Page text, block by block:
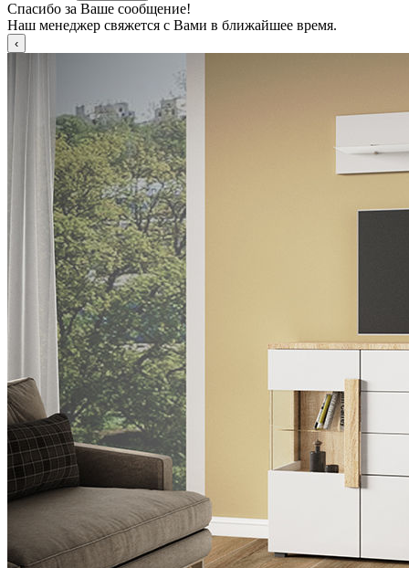
Спасибо за Ваше сообщение!
Наш менеджер свяжется с Вами в ближайшее время.